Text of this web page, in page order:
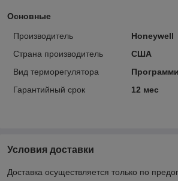
Основные
Производитель
Honeywell
Страна производитель
США
Вид терморегулятора
Гарантийный срок
12 мес
Условия доставки
Доставка осуществляется только по